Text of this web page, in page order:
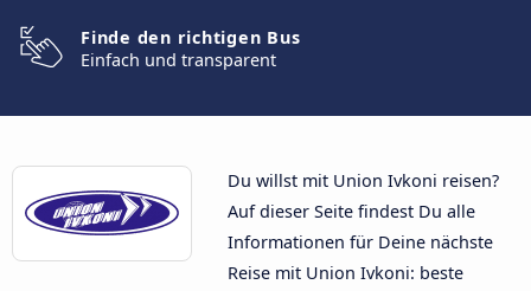
Finde den richtigen Bus
Einfach und transparent
Du willst mit Union Ivkoni reisen?
Auf dieser Seite findest Du alle
Informationen für Deine nächste
Reise mit Union Ivkoni: beste